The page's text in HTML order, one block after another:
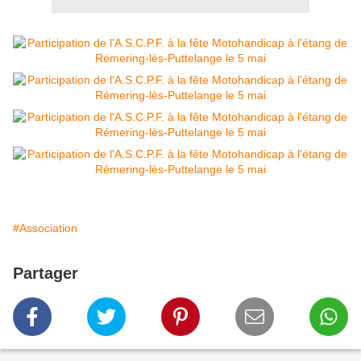
#Association
Partager